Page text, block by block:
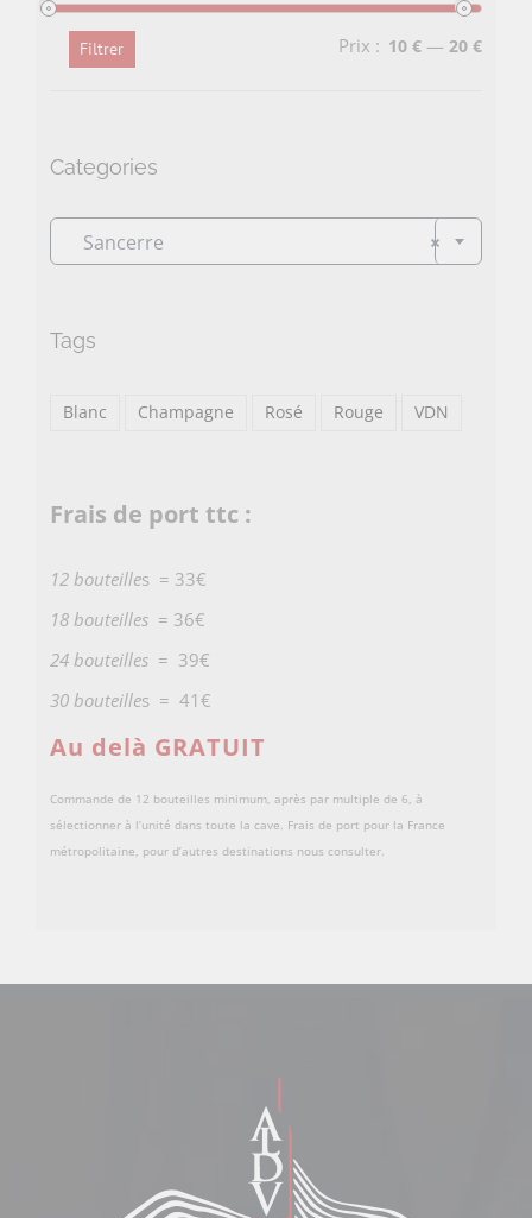
Prix
Prix
Filtrer Prix : 10 € — 20 €
Categories
×
Sancerre
Tags
Blanc Champagne Rosé Rouge VDN
Frais de port ttc :
12 bouteilles = 33€
18 bouteilles= 36€
24 bouteilles= 39€
30 bouteilles = 41€
Au delà GRATUIT
Commande de 12 bouteilles minimum, après par multiple de 6, à
sélectionner à l’unité dans toute la cave. Frais de port pour la France
métropolitaine, pour d’autres destinations nous consulter.